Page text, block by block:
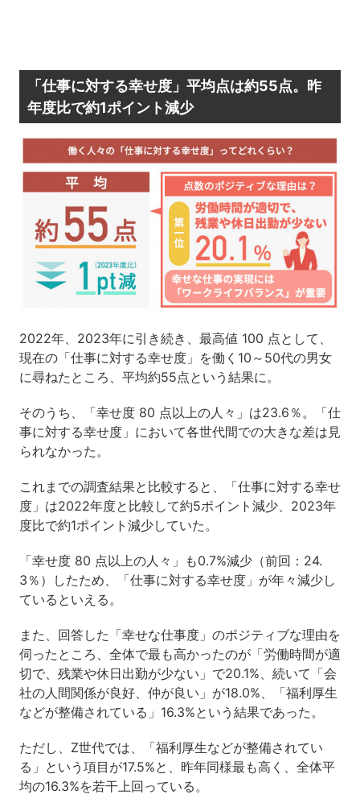
「仕事に対する幸せ度」平均点は約55点。昨
年度比で約1ポイント減少
2022年、2023年に引き続き、最高値 100 点として、
現在の「仕事に対する幸せ度」を働く10～50代の男女
に尋ねたところ、平均約55点という結果に。
そのうち、「幸せ度 80 点以上の人々」は23.6％。「仕
事に対する幸せ度」において各世代間での大きな差は見
られなかった。
これまでの調査結果と比較すると、「仕事に対する幸せ
度」は2022年度と比較して約5ポイント減少、2023年
度比で約1ポイント減少していた。
「幸せ度 80 点以上の人々」も0.7%減少（前回：24.
3％）したため、「仕事に対する幸せ度」が年々減少し
ているといえる。
また、回答した「幸せな仕事度」のポジティブな理由を
伺ったところ、全体で最も高かったのが「労働時間が適
切で、残業や休日出勤が少ない」で20.1%、続いて「会
社の人間関係が良好、仲が良い」が18.0%、「福利厚生
などが整備されている」16.3%という結果であった。
ただし、Z世代では、「福利厚生などが整備されてい
る」という項目が17.5%と、昨年同様最も高く、全体平
均の16.3%を若干上回っている。